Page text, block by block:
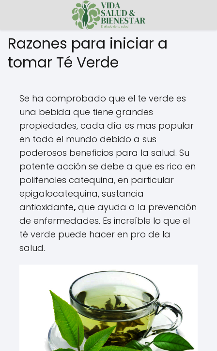
Razones para iniciar a
tomar Té Verde
Se ha comprobado que el te verde es
una bebida que tiene grandes
propiedades, cada día es mas popular
en todo el mundo debido a sus
poderosos beneficios para la salud. Su
potente acción se debe a que es rico en
polifenoles catequina, en particular
epigalocatequina, sustancia
antioxidante,que ayuda a la prevención
de enfermedades. Es increíble lo que el
té verde puede hacer en pro de la
salud.